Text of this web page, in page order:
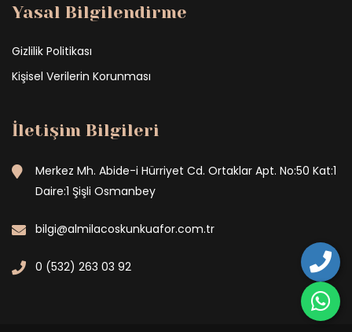
Yasal Bilgilendirme
Gizlilik Politikası
Kişisel Verilerin Korunması
İletişim Bilgileri
Merkez Mh. Abide-i Hürriyet Cd. Ortaklar Apt. No:50 Kat:1
Daire:1 Şişli Osmanbey
bilgi@almilacoskunkuafor.com.tr
0 (532) 263 03 92